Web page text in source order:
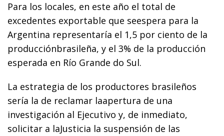
Para los locales, en este año el total de
excedentes exportable que seespera para la
Argentina representaría el 1,5 por ciento de la
producciónbrasileña, y el 3% de la producción
esperada en Río Grande do Sul.
La estrategia de los productores brasileños
sería la de reclamar laapertura de una
investigación al Ejecutivo y, de inmediato,
solicitar a laJusticia la suspensión de las